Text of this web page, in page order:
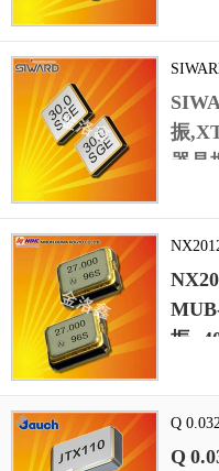
过创
振的
性。
振，
石英
，无
手表
SMD
，无
移动
车晶
中控
振,
2012晶
,贴片石
7pf,
定性
振,
振.
振
振
器晶
振,
,负载
20ppm,
小体积
振,-
NDK
度-
Q
Q